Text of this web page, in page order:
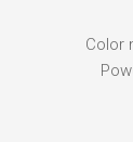
Color